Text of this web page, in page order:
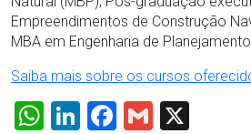
Empreendimentos de Construção
MBA em Engenharia de
Saiba mais sobre os cursos
WhatsApp
LinkedIn
Facebook
Gmail